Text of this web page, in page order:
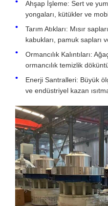
Ahşap İşleme: Sert ve
yongaları, kütükler ve
Tarım Atıkları: Mısır
kabukları, pamuk sapları
Ormancılık Kalıntıları:
ormancılık temizlik
Enerji Santralleri: Büyük
ve endüstriyel kazan